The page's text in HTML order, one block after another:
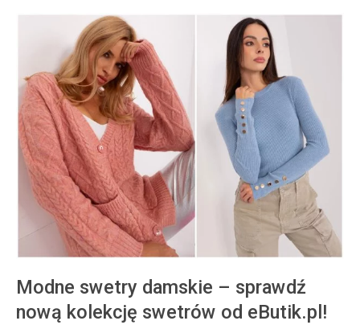
Modne swetry damskie – sprawdź
nową kolekcję swetrów od eButik.pl!